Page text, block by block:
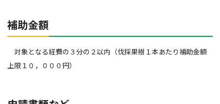
補助金額
対象となる経費の３分の２以内（伐採果樹１本あたり補助金額
上限１０，０００円）